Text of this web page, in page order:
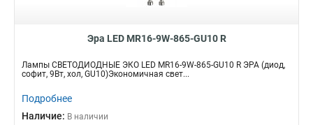
Эра LED MR16-9W-865-GU10 R
Лампы СВЕТОДИОДНЫЕ ЭКО LED MR16-9W-865-GU10 R ЭРА (диод,
софит, 9Вт, хол, GU10)Экономичная свет...
Подробнее
Наличие: В наличии